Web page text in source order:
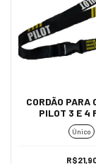
CORDÃO PARA
PILOT 3 E 4
Único